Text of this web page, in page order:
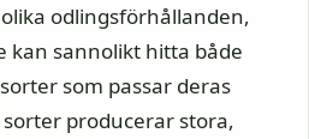
odlingsförhållanden,
kan sannolikt hitta både
som passar deras
sorter producerar stora,